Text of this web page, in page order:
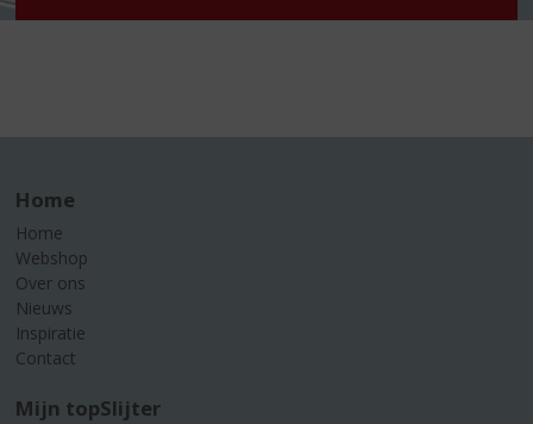
Home
Home
Webshop
Over ons
Nieuws
Inspiratie
Contact
Mijn topSlijter